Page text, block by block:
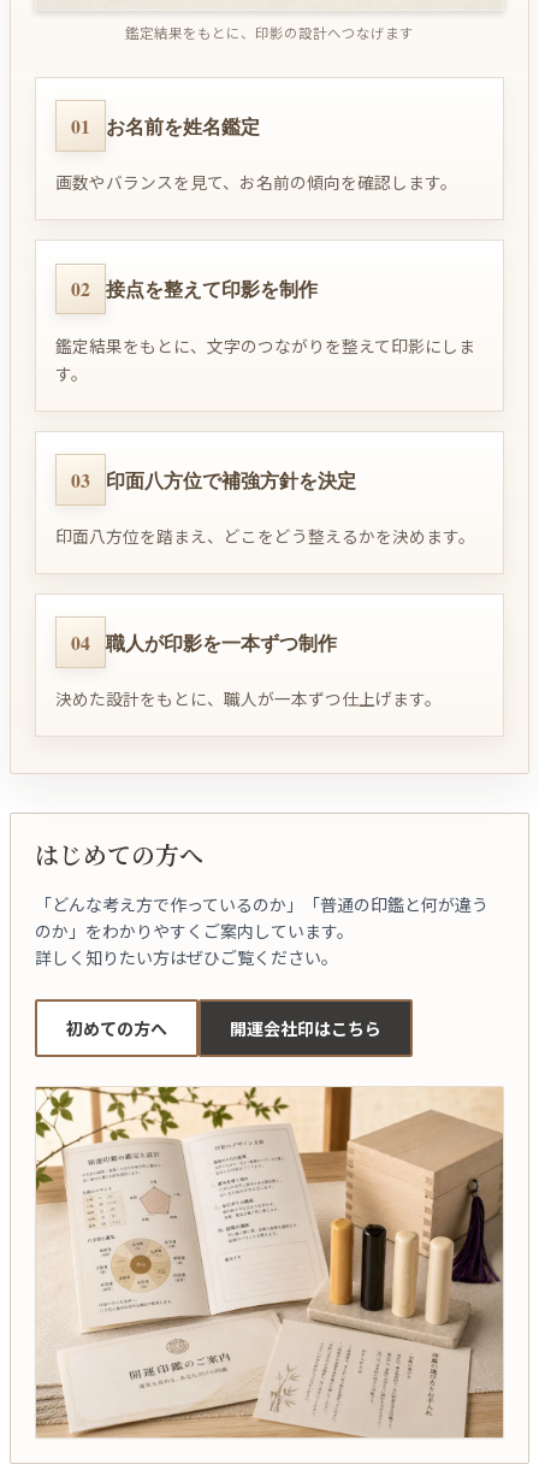
鑑定結果をもとに、印影の設計へつなげます
01 お名前を姓名鑑定
画数やバランスを見て、お名前の傾向を確認します。
02 接点を整えて印影を制作
鑑定結果をもとに、文字のつながりを整えて印影にしま
す。
03 印面八方位で補強方針を決定
印面八方位を踏まえ、どこをどう整えるかを決めます。
04 職人が印影を一本ずつ制作
決めた設計をもとに、職人が一本ずつ仕上げます。
はじめての方へ
「どんな考え方で作っているのか」「普通の印鑑と何が違う
のか」をわかりやすくご案内しています。
詳しく知りたい方はぜひご覧ください。
初めての方へ 開運会社印はこちら